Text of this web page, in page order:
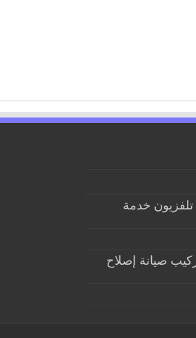
خدمة
صيانة إصلاح